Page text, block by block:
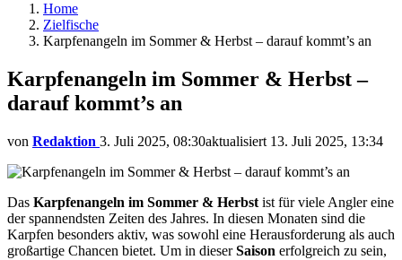
Home
Zielfische
Karpfenangeln im Sommer & Herbst – darauf kommt’s an
Karpfenangeln im Sommer & Herbst –
darauf kommt’s an
von Redaktion 3. Juli 2025, 08:30aktualisiert 13. Juli 2025, 13:34
Das Karpfenangeln im Sommer & Herbst ist für viele Angler eine
der spannendsten Zeiten des Jahres. In diesen Monaten sind die
Karpfen besonders aktiv, was sowohl eine Herausforderung als auch
großartige Chancen bietet. Um in dieserSaison erfolgreich zu sein,